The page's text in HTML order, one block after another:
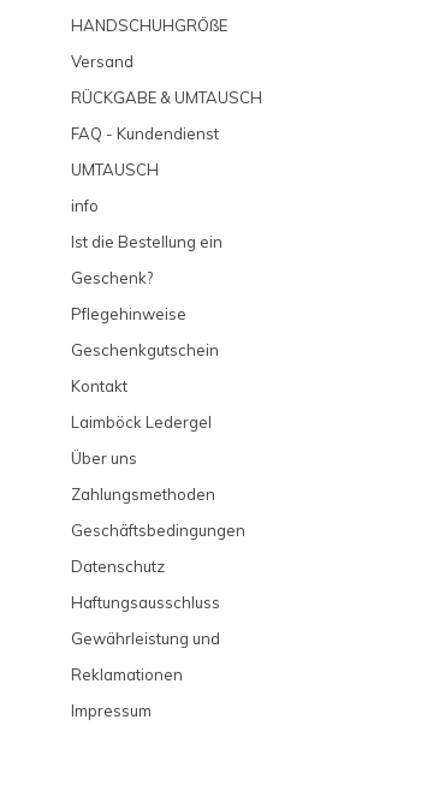
HANDSCHUHGRÖßE
Versand
RÜCKGABE & UMTAUSCH
FAQ - Kundendienst
UMTAUSCH
info
Ist die Bestellung ein
Geschenk?
Pflegehinweise
Geschenkgutschein
Kontakt
Laimböck Ledergel
Über uns
Zahlungsmethoden
Geschäftsbedingungen
Datenschutz
Haftungsausschluss
Gewährleistung und
Reklamationen
Impressum